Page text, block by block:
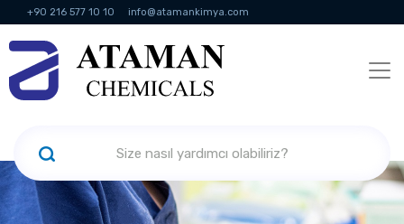
+90 216 577 10 10 info@atamankimya.com
KVKK Politikası Bilgi Toplumu Hizmetleri